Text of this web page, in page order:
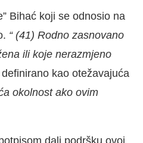
Bihać koji se odnosio na
“ (41) Rodno zasnovano
ili koje nerazmjeno
kao otežavajuća
okolnost ako ovim
dali podršku ovoj